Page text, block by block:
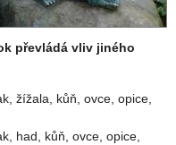
převládá vliv jiného
žížala, kůň, ovce, opice,
had, kůň, ovce, opice,